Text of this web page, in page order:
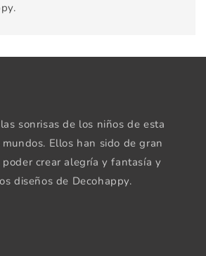
sonrisas de los niños de esta
Ellos han sido de gran
crear alegría y fantasía y
diseños de Decohappy.